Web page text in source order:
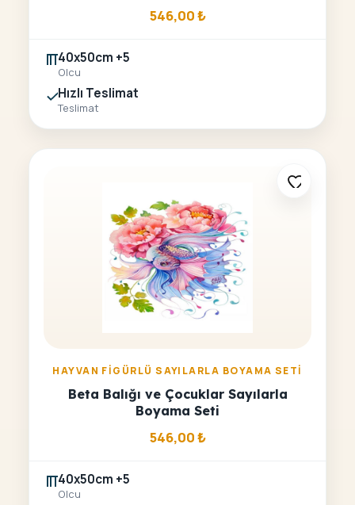
546,00₺
40x50cm +5
Olcu
Hızlı Teslimat
Teslimat
HAYVAN FIGÜRLÜ SAYILARLA BOYAMA SETI
Beta Balığı ve Çocuklar Sayılarla
Boyama Seti
546,00₺
40x50cm +5
Olcu